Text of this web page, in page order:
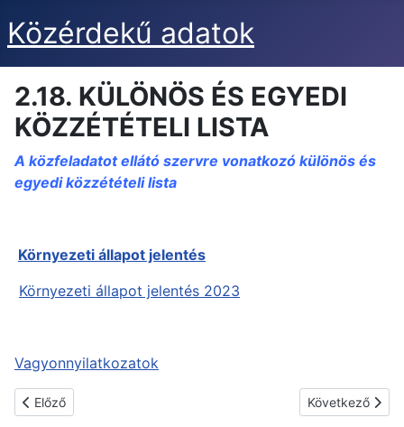
Közérdekű adatok
2.18. KÜLÖNÖS ÉS EGYEDI
KÖZZÉTÉTELI LISTA
A közfeladatot ellátó szervre vonatkozó különös és
egyedi közzétételi lista
Környezeti állapot jelentés
Környezeti állapot jelentés 2023
Vagyonnyilatkozatok
Előző cikk: 2.19.-2.25. KÖZADATOK ÚJRAHASZNOSÍTÁSA
Előző Következő cikk:
Következő